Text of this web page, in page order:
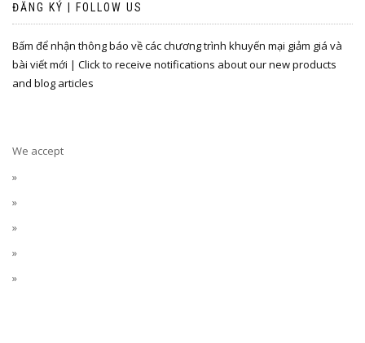
ĐĂNG KÝ | FOLLOW US
Bấm để nhận thông báo về các chương trình khuyến mại giảm giá và
bài viết mới | Click to receive notifications about our new products
and blog articles
We accept